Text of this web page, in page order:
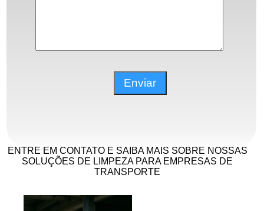
ENTRE EM CONTATO E SAIBA MAIS SOBRE NOSSAS
SOLUÇÕES DE LIMPEZA PARA EMPRESAS DE
TRANSPORTE